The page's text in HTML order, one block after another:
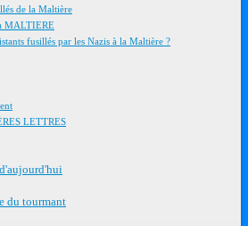
de la Maltière
MALTIERE
fusillés par les Nazis à la Maltière ?
LETTRES
du tourmant